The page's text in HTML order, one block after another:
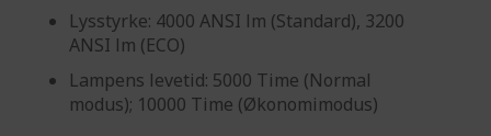
Lysstyrke: 4000 ANSI lm (Standard), 3200
ANSI lm (ECO)
Lampens levetid: 5000 Time (Normal
modus); 10000 Time (Økonomimodus)